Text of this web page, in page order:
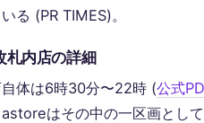
る (PR TIMES)。
札内店の詳細
体は6時30分〜22時 (公式
はその中の一区画とし